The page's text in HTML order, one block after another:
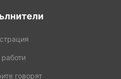
говорят